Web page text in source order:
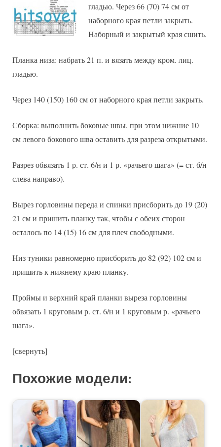
гладью. Через 66 (70) 74 см от
наборного края петли закрыть.
Наборный и закрытый края сшить.
Планка низа: набрать 21 п. и вязать между кром. лиц.
гладью.
Через 140 (150) 160 см от наборного края петли закрыть.
Сборка: выполнить боковые швы, при этом нижние 10
см левого бокового шва оставить для разреза открытыми.
Разрез обвязать 1 р. ст. 6/н и 1 р. «рачьего шага» (= ст. б/н
слева направо).
Вырез горловины переда и спинки присборить до 19 (20)
21 см и пришить планку так, чтобы с обеих сторон
осталось по 14 (15) 16 см для плеч свободными.
Низ туники равномерно присборить до 82 (92) 102 см и
пришить к нижнему краю планку.
Проймы и верхний край планки выреза горловины
обвязать 1 круговым р. ст. 6/н и 1 круговым р. «рачьего
шага».
[свернуть]
Похожие модели: